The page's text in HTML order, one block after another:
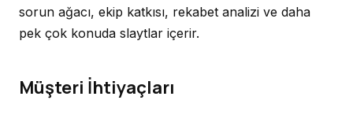
sorun ağacı, ekip katkısı, rekabet analizi ve daha
pek çok konuda slaytlar içerir.
Müşteri İhtiyaçları